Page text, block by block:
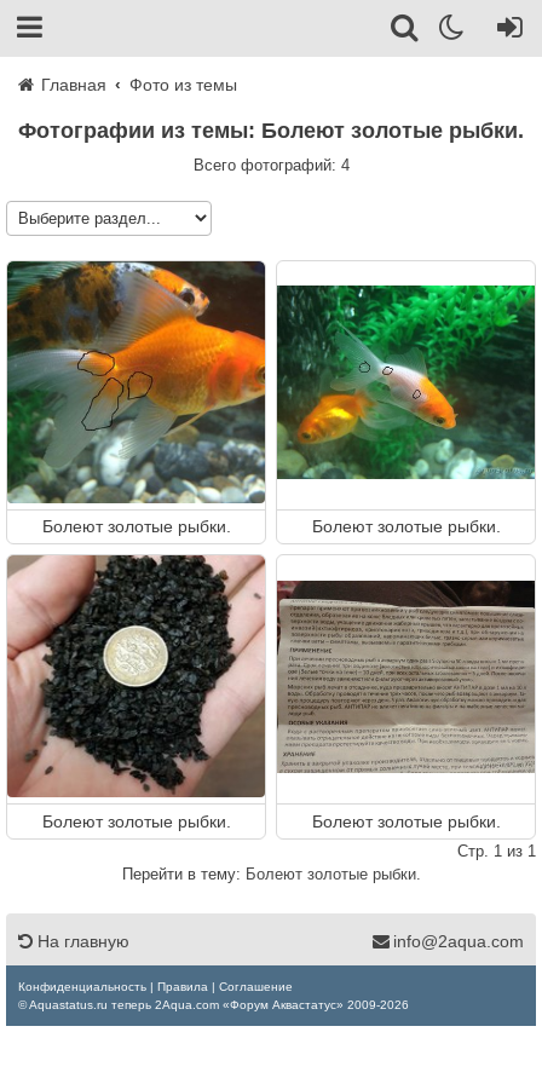
Главная Фото из темы
Фотографии из темы: Болеют золотые рыбки.
Всего фотографий: 4
Болеют золотые рыбки. Болеют золотые рыбки.
Болеют золотые рыбки. Болеют золотые рыбки.
Стр. 1 из 1
Перейти в тему: Болеют золотые рыбки.
На главную info@2aqua.com
Конфиденциальность | Правила | Соглашение
© Aquastatus.ru теперь 2Aqua.com «Форум Аквастатус» 2009-2026